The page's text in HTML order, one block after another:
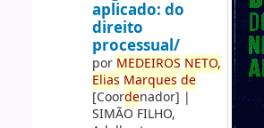
aplicado: do
direito
processual/
por MEDEIROS NETO,
Elias Marques de
[Coordenador] |
SIMÃO FILHO,